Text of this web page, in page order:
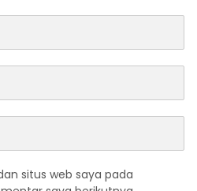
situs web saya pada